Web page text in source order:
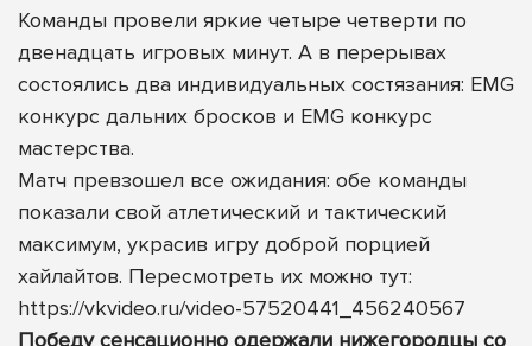
Команды провели яркие четыре четверти по
двенадцать игровых минут. А в перерывах
состоялись два индивидуальных состязания: EMG
конкурс дальних бросков и EMG конкурс
мастерства.
Матч превзошел все ожидания: обе команды
показали свой атлетический и тактический
максимум, украсив игру доброй порцией
хайлайтов. Пересмотреть их можно тут:
https://vkvideo.ru/video-57520441_456240567
Победу сенсационно одержали нижегородцы со